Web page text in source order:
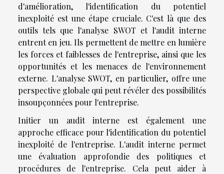
d'amélioration, l'identification du potentiel
inexploité est une étape cruciale. C'est là que des
outils tels que l'analyse SWOT et l'audit interne
entrent en jeu. Ils permettent de mettre en lumière
les forces et faiblesses de l'entreprise, ainsi que les
opportunités et les menaces de l'environnement
externe. L'analyse SWOT, en particulier, offre une
perspective globale qui peut révéler des possibilités
insoupçonnées pour l'entreprise.
Initier un audit interne est également une
approche efficace pour l'identification du potentiel
inexploité de l'entreprise. L'audit interne permet
une évaluation approfondie des politiques et
procédures de l'entreprise. Cela peut aider à